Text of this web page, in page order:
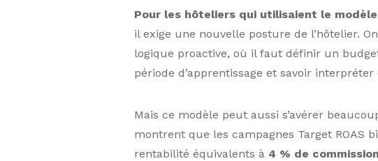
Pour les hôteliers qui utilisaient le modèle
il exige une nouvelle posture de l’hôtelier.
logique proactive, où il faut définir un
période d’apprentissage et savoir
Mais ce modèle peut aussi s’avérer
montrent que les campagnes Target ROAS
rentabilité équivalents à 4 % de